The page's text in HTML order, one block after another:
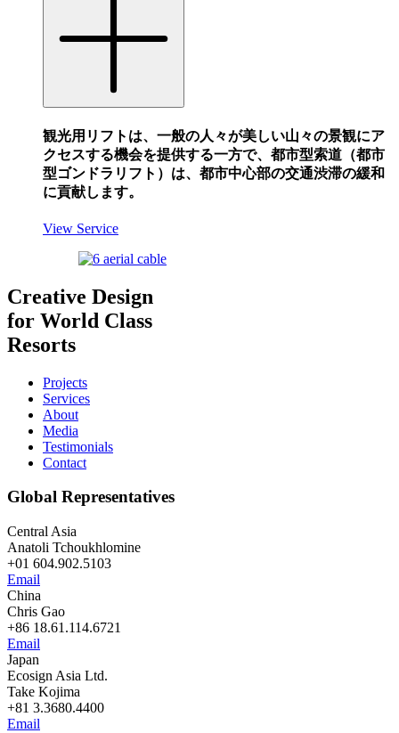
観光用リフトは、一般の人々が美しい山々の景観にア
クセスする機会を提供する一方で、都市型索道（都市
型ゴンドラリフト）は、都市中心部の交通渋滞の緩和
に貢献します。
View Service
Creative Design
for World Class
Resorts
Projects
Services
About
Media
Testimonials
Contact
Global Representatives
Central Asia
Anatoli Tchoukhlomine
+01 604.902.5103
Email
China
Chris Gao
+86 18.61.114.6721
Email
Japan
Ecosign Asia Ltd.
Take Kojima
+81 3.3680.4400
Email